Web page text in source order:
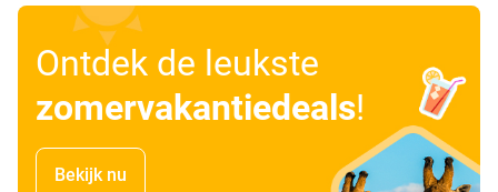
Ontdek de leukste
zomervakantiedeals!
Bekijk nu